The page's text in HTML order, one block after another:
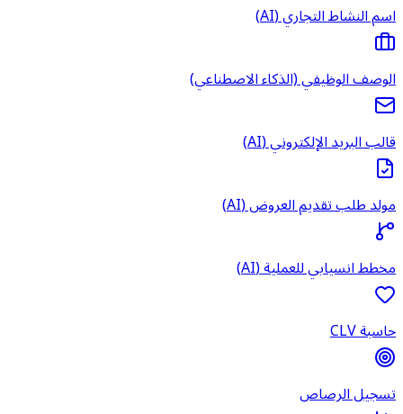
اسم النشاط التجاري (AI)
الوصف الوظيفي (الذكاء الاصطناعي)
قالب البريد الإلكتروني (AI)
مولد طلب تقديم العروض (AI)
مخطط انسيابي للعملية (AI)
حاسبة CLV
تسجيل الرصاص